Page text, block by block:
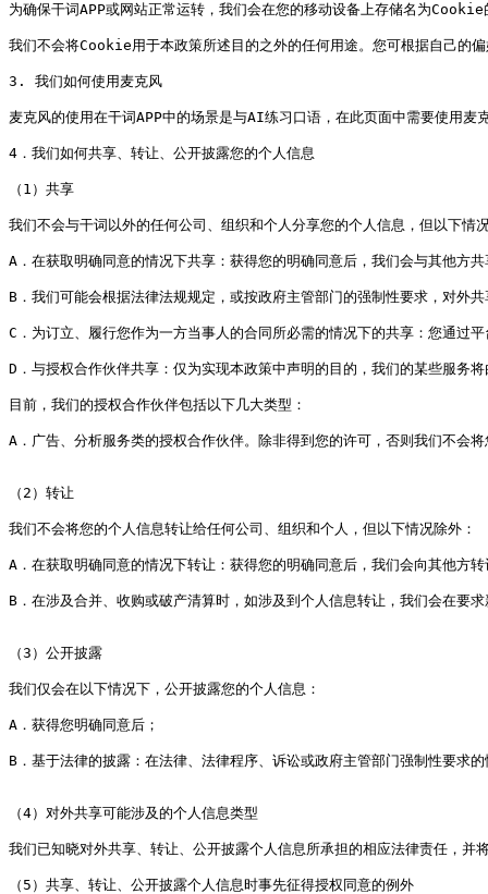
为确保干词APP或网站正常运转，我们会在您的移动设备上存储名为
我们不会将Cookie用于本政策所述目的之外的任何用途。您可根据自己
3. 我们如何使用麦克风
麦克风的使用在干词APP中的场景是与AI练习口语，在此页面中需要使用
4．我们如何共享、转让、公开披露您的个人信息
（1）共享
我们不会与干词以外的任何公司、组织和个人分享您的个人信息，但以下情
A．在获取明确同意的情况下共享：获得您的明确同意后，我们会与其他方
B．我们可能会根据法律法规规定，或按政府主管部门的强制性要求，对外
C．为订立、履行您作为一方当事人的合同所必需的情况下的共享：您通过
D．与授权合作伙伴共享：仅为实现本政策中声明的目的，我们的某些服务
目前，我们的授权合作伙伴包括以下几大类型：
A．广告、分析服务类的授权合作伙伴。除非得到您的许可，否则我们不会
（2）转让
我们不会将您的个人信息转让给任何公司、组织和个人，但以下情况除外：
A．在获取明确同意的情况下转让：获得您的明确同意后，我们会向其他方
B．在涉及合并、收购或破产清算时，如涉及到个人信息转让，我们会在要
（3）公开披露
我们仅会在以下情况下，公开披露您的个人信息：
A．获得您明确同意后；
B．基于法律的披露：在法律、法律程序、诉讼或政府主管部门强制性要求
（4）对外共享可能涉及的个人信息类型
我们已知晓对外共享、转让、公开披露个人信息所承担的相应法律责任，并
（5）共享、转让、公开披露个人信息时事先征得授权同意的例外